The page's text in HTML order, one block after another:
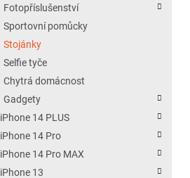
Fotopříslušenství
Sportovní pomůcky
Stojánky
Selfie tyče
Chytrá domácnost
Gadgety
iPhone 14 PLUS
iPhone 14 Pro
iPhone 14 Pro MAX
iPhone 13